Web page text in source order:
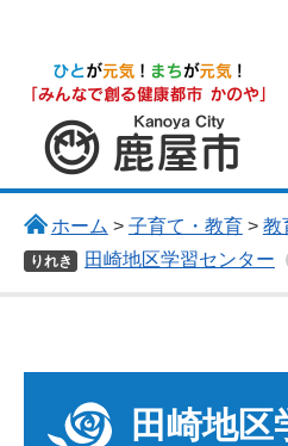
鹿屋市
ホーム > 子育て・教育> 教
りれき 田崎地区学習センター
田崎地